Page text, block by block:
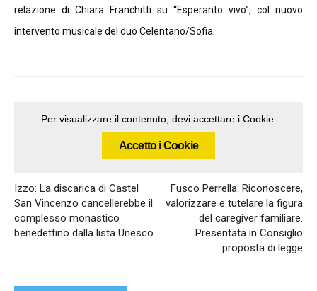
relazione di Chiara Franchitti su “Esperanto vivo”, col nuovo
intervento musicale del duo Celentano/Sofia.
Per visualizzare il contenuto, devi accettare i Cookie.
Accetto i Cookie
Izzo: La discarica di Castel
San Vincenzo cancellerebbe il
complesso monastico
benedettino dalla lista Unesco
Fusco Perrella: Riconoscere,
valorizzare e tutelare la figura
del caregiver familiare.
Presentata in Consiglio
proposta di legge